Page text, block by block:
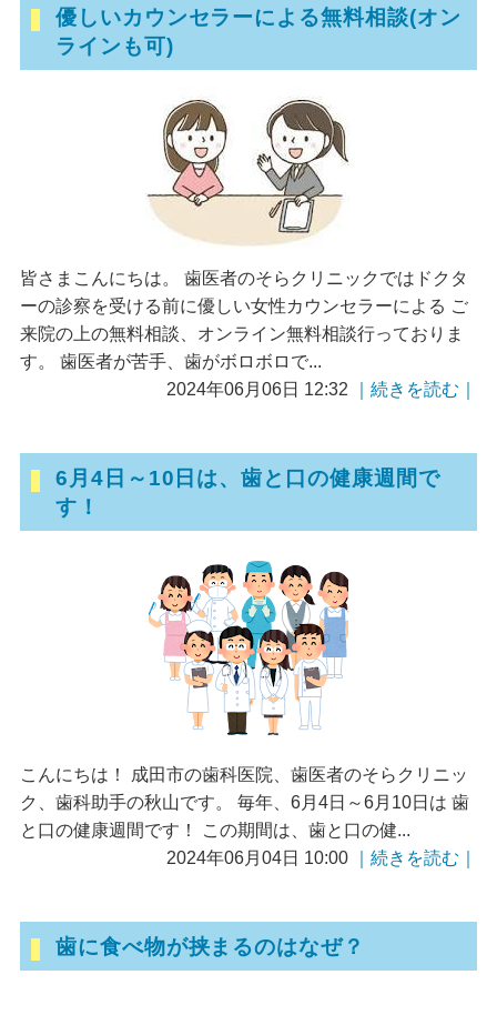
優しいカウンセラーによる無料相談(オン
ラインも可)
皆さまこんにちは。 歯医者のそらクリニックではドクタ
ーの診察を受ける前に優しい女性カウンセラーによる ご
来院の上の無料相談、オンライン無料相談行っておりま
す。 歯医者が苦手、歯がボロボロで...
2024年06月06日 12:32
｜続きを読む｜
6月4日～10日は、歯と口の健康週間で
す！
こんにちは！ 成田市の歯科医院、歯医者のそらクリニッ
ク、歯科助手の秋山です。 毎年、6月4日～6月10日は 歯
と口の健康週間です！ この期間は、歯と口の健...
2024年06月04日 10:00
｜続きを読む｜
歯に食べ物が挟まるのはなぜ？